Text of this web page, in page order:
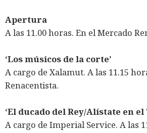
Apertura
A las 11.00 horas. En el Mercado
‘Los músicos de la corte’
A cargo de Xalamut. A las 11.15
Renacentista.
‘El ducado del Rey/Alístate en el
A cargo de Imperial Service. A las